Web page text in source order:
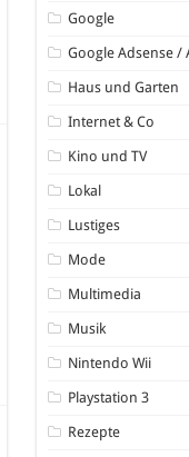
Google
Google Adsense /
Haus und Garten
Internet & Co
Kino und TV
Lokal
Lustiges
Mode
Multimedia
Musik
Nintendo Wii
Playstation 3
Rezepte